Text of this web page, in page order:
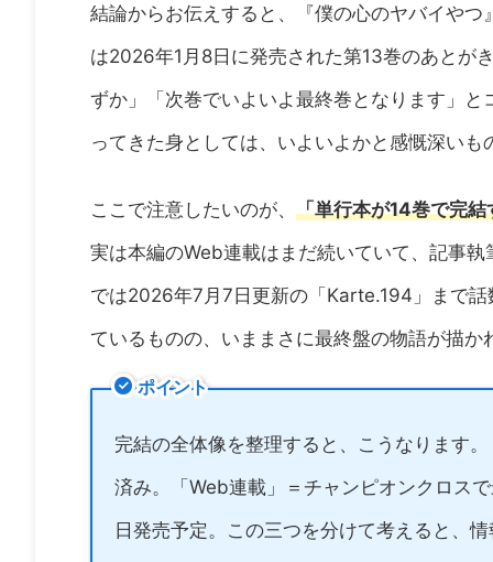
結論からお伝えすると、『僕の心のヤバイやつ
は2026年1月8日に発売された第13巻のあとが
ずか」「次巻でいよいよ最終巻となります」
ってきた身としては、いよいよかと感慨深いも
ここで注意したいのが、 「単行本が14巻で完
実は本編のWeb連載はまだ続いていて、記事
では2026年7月7日更新の「Karte.194」まで
ているものの、いままさに最終盤の物語が描か
ポイント
完結の全体像を整理すると、こうなります
済み。「Web連載」＝チャンピオンクロス
日発売予定。この三つを分けて考えると、情